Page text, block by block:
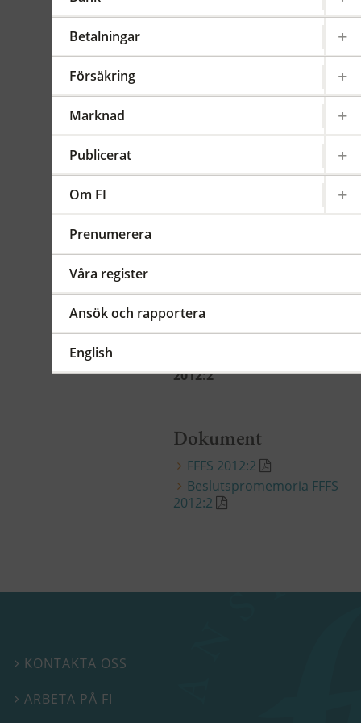
Betalningar
Försäkring
Marknad
Publicerat
Om FI
Prenumerera
Våra register
Ansök och rapportera
English
FFFS
Ändringarna innebär att
försäkringsföretagen utökas
lämna information innan
depåförsäkring meddelas. I
redaktionella och avser att
förtydliga och rätta några
skrivfel i
2012:2
Dokument
FFFS 2012:2
Beslutspromemoria FFFS
2012:2
 KONTAKTA OSS
 ARBETA PÅ FI